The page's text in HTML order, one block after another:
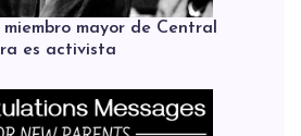
miembro mayor de Central
es activista